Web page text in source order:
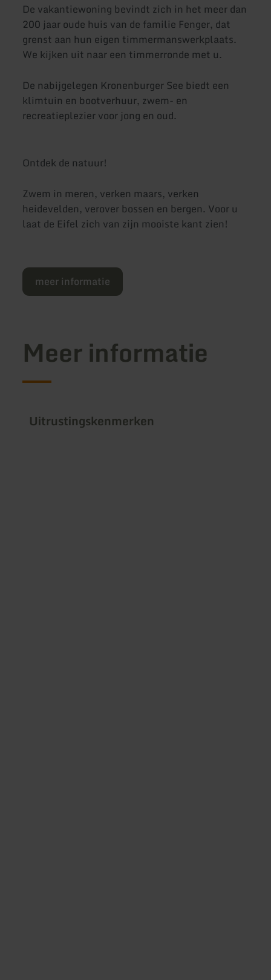
De vakantiewoning bevindt zich in het meer dan
200 jaar oude huis van de familie Fenger, dat
grenst aan hun eigen timmermanswerkplaats.
We kijken uit naar een timmerronde met u.
De nabijgelegen Kronenburger See biedt een
klimtuin en bootverhuur, zwem- en
recreatieplezier voor jong en oud.
Ontdek de natuur!
Zwem in meren, verken maars, verken
heidevelden, verover bossen en bergen. Voor u
laat de Eifel zich van zijn mooiste kant zien!
meer informatie
Meer informatie
Uitrustingskenmerken